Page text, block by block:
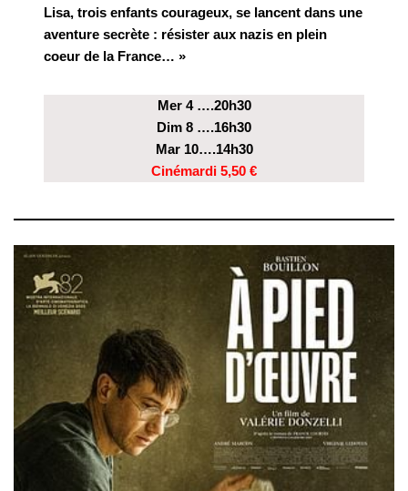
Lisa, trois enfants courageux, se lancent dans une
aventure secrète : résister aux nazis en plein
coeur de la France… »
Mer 4 ….20h30
Dim 8 ….16h30
Mar 10….14h30
Cinémardi 5,50 €